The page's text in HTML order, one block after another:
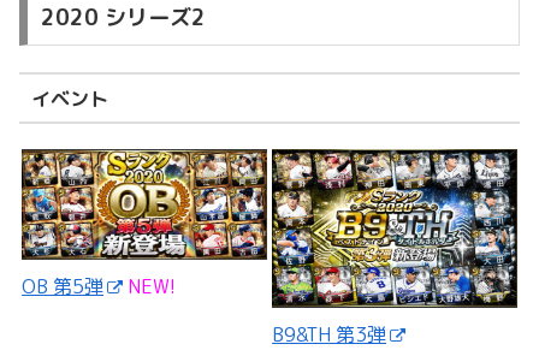
2020 シリーズ2
イベント
OB 第5弾
NEW!
B9&TH 第3弾